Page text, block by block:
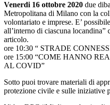
Venerdi 16 ottobre 2020 due
Metropolitana di Milano con la
volontariato e imprese. E’
all’interno di ciascuna locandina”
articolo.
ore 10:30 “ STRADE
ore 15:00 “COME HANNO
AL COVID”
Sotto puoi trovare materiali di
protezione civile e sulle iniziative